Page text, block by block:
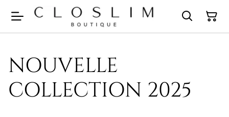
NOUVELLE
COLLECTION 2025